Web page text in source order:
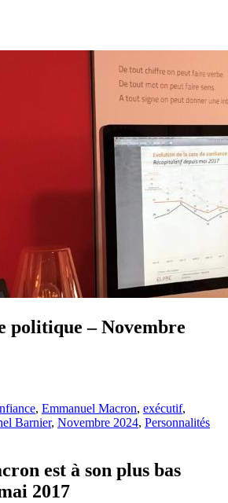
politique – Novembre
, Emmanuel Macron, exécutif,
Barnier, Novembre 2024, Personnalités
est à son plus bas
2017